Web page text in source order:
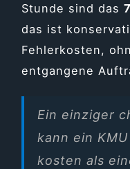
Stunde sind das
das ist
Fehlerkosten,
entgangene
Ein einziger
kann ein
kosten als